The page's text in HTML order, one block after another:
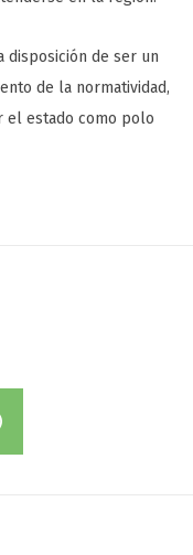
disposición de ser un
de la normatividad,
el estado como polo